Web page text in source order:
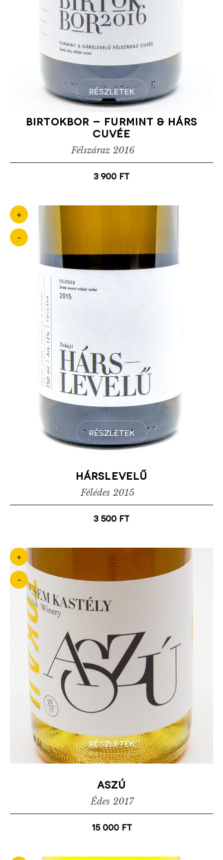
részletek
birtokbor – furmint & hárs
cuvée
Félszáraz 2016
3 900 ft
+
-
részletek
hárslevelű
Félédes 2015
3 500 ft
+
-
részletek
aszú
Édes 2017
15 000 ft